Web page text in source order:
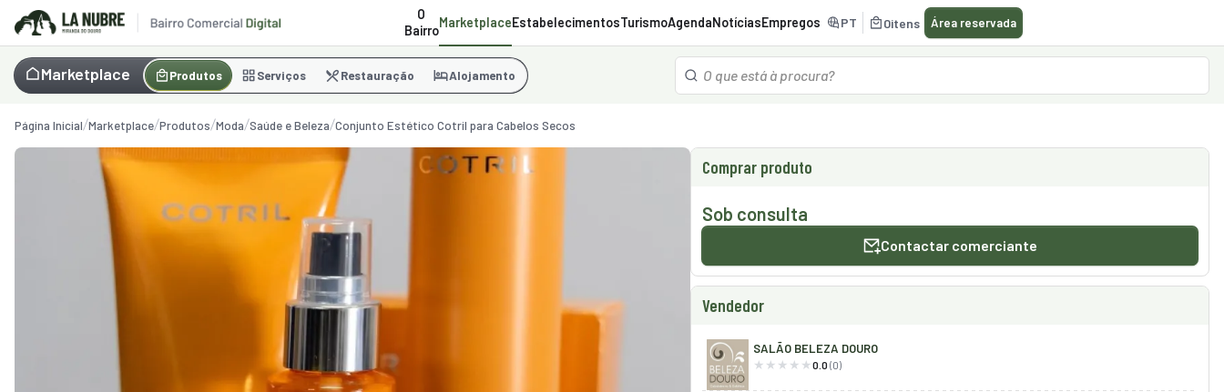
O
Bairro
MarketplaceEstabelecimentosTurismoAgendaNotíciasEmpregos PT 0itens Área reservada
Marketplace Produtos Serviços Restauração Alojamento
Página Inicial Marketplace Produtos Moda Saúde e Beleza Conjunto Estético Cotril para Cabelos Secos
Comprar produto
Sob consulta
Contactar comerciante
Vendedor
SALÃO BELEZA DOURO
0.0 (0)